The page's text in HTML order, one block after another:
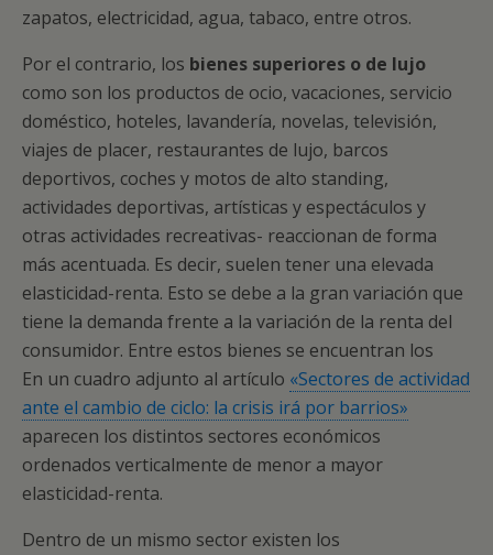
zapatos, electricidad, agua, tabaco, entre otros.
Por el contrario, los bienes superiores o de lujo
como son los productos de ocio, vacaciones, servicio
doméstico, hoteles, lavandería, novelas, televisión,
viajes de placer, restaurantes de lujo, barcos
deportivos, coches y motos de alto standing,
actividades deportivas, artísticas y espectáculos y
otras actividades recreativas- reaccionan de forma
más acentuada. Es decir, suelen tener una elevada
elasticidad-renta. Esto se debe a la gran variación que
tiene la demanda frente a la variación de la renta del
consumidor. Entre estos bienes se encuentran los
En un cuadro adjunto al artículo «Sectores de actividad
ante el cambio de ciclo: la crisis irá por barrios»
aparecen los distintos sectores económicos
ordenados verticalmente de menor a mayor
elasticidad-renta.
Dentro de un mismo sector existen los